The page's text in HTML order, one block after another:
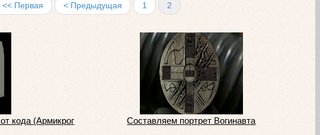
<< Первая < Предыдущая 1 2
кода (Армикрог
Составляем портрет Вогинавта